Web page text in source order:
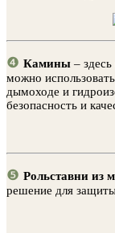
❹ Камины –
можно
дымоходе и
безопасность и
❺ Рольставни из
решение для